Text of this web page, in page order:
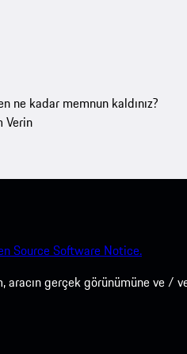
ne kadar memnun kaldınız?
Verin
Source Software Notice.
gerçek görünümüne ve /